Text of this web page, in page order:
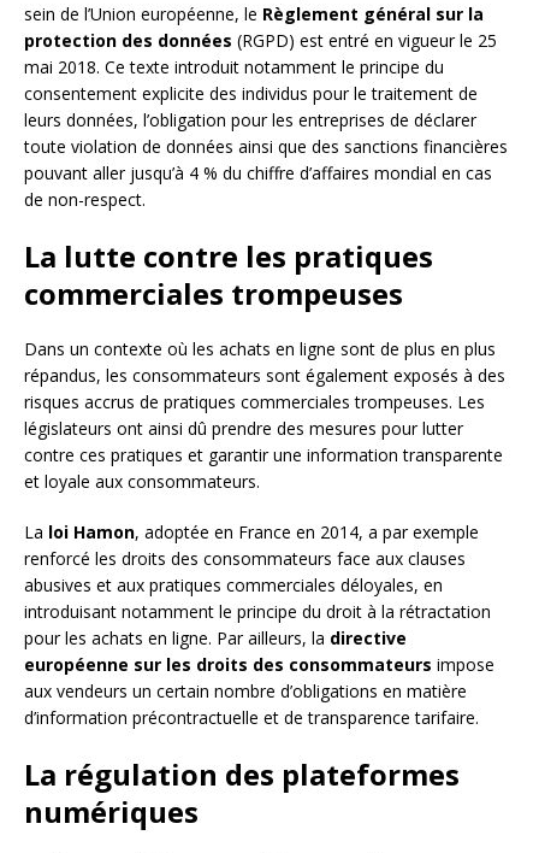
sein de l’Union européenne, le Règlement général sur la
protection des données (RGPD) est entré en vigueur le 25
mai 2018. Ce texte introduit notamment le principe du
consentement explicite des individus pour le traitement de
leurs données, l’obligation pour les entreprises de déclarer
toute violation de données ainsi que des sanctions financières
pouvant aller jusqu’à 4 % du chiffre d’affaires mondial en cas
de non-respect.
La lutte contre les pratiques
commerciales trompeuses
Dans un contexte où les achats en ligne sont de plus en plus
répandus, les consommateurs sont également exposés à des
risques accrus de pratiques commerciales trompeuses. Les
législateurs ont ainsi dû prendre des mesures pour lutter
contre ces pratiques et garantir une information transparente
et loyale aux consommateurs.
La loi Hamon, adoptée en France en 2014, a par exemple
renforcé les droits des consommateurs face aux clauses
abusives et aux pratiques commerciales déloyales, en
introduisant notamment le principe du droit à la rétractation
pour les achats en ligne. Par ailleurs, la directive
européenne sur les droits des consommateurs impose
aux vendeurs un certain nombre d’obligations en matière
d’information précontractuelle et de transparence tarifaire.
La régulation des plateformes
numériques